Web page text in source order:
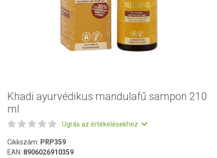
Khadi ayurvédikus mandulafű sampon 210
ml
Ugrás az értékelésekhez
Cikkszám: PRP359
EAN: 8906026910359